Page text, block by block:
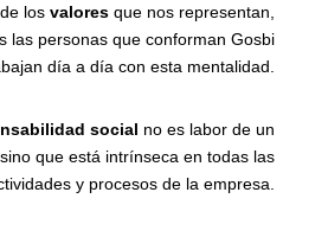
losvalores que nos representan,
las personas que conforman Gosbi
día a día con esta mentalidad.
social no es labor de un
que está intrínseca en todas las
y procesos de la empresa.